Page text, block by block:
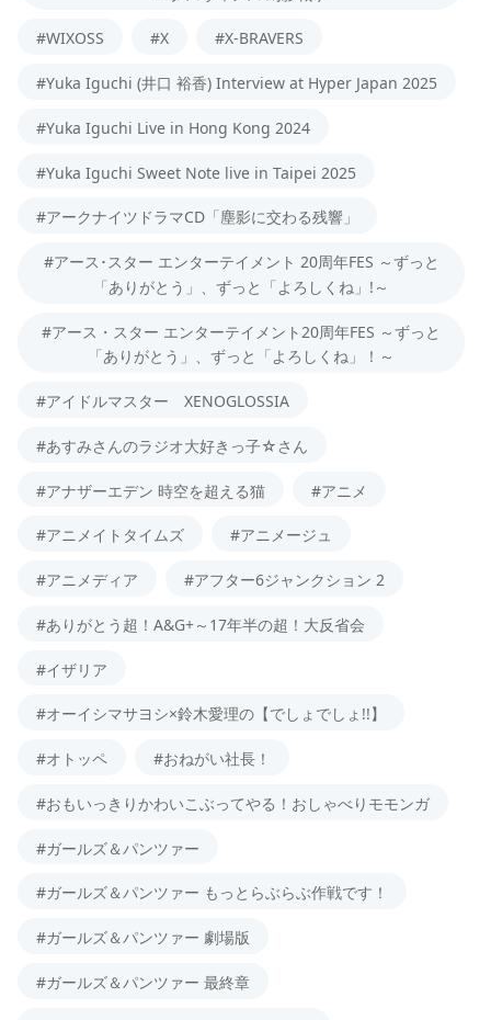
#WIXOSS #X #X-BRAVERS
#Yuka Iguchi (井口 裕香) Interview at Hyper Japan 2025
#Yuka Iguchi Live in Hong Kong 2024
#Yuka Iguchi Sweet Note live in Taipei 2025
#アークナイツドラマCD「塵影に交わる残響」
#アース･スター エンターテイメント 20周年FES ～ずっと
「ありがとう」、ずっと「よろしくね」!～
#アース・スター エンターテイメント20周年FES ～ずっと
「ありがとう」、ずっと「よろしくね」！～
#アイドルマスター XENOGLOSSIA
#あすみさんのラジオ大好きっ子☆さん
#アナザーエデン 時空を超える猫 #アニメ
#アニメイトタイムズ #アニメージュ
#アニメディア #アフター6ジャンクション 2
#ありがとう超！A&G+～17年半の超！大反省会
#イザリア
#オーイシマサヨシ×鈴木愛理の【でしょでしょ!!】
#オトッペ #おねがい社長！
#おもいっきりかわいこぶってやる！おしゃべりモモンガ
#ガールズ＆パンツァー
#ガールズ＆パンツァー もっとらぶらぶ作戦です！
#ガールズ＆パンツァー 劇場版
#ガールズ＆パンツァー 最終章